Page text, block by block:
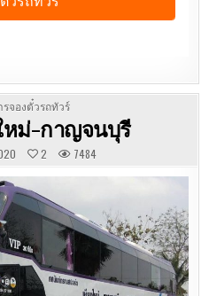
จองตั๋วรถทัวร์
หม่-กาญจนบุรี
2 7484